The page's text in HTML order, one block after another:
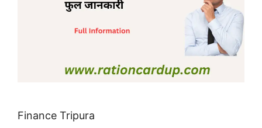
Finance Tripura